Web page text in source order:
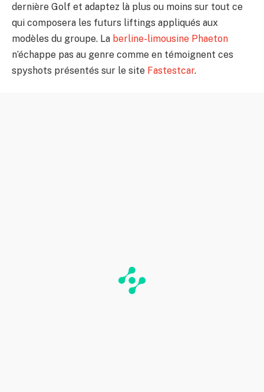
dernière Golf et adaptez là plus ou moins sur tout ce
qui composera les futurs liftings appliqués aux
modèles du groupe. La berline-limousine Phaeton
n’échappe pas au genre comme en témoignent ces
spyshots présentés sur le site Fastestcar.